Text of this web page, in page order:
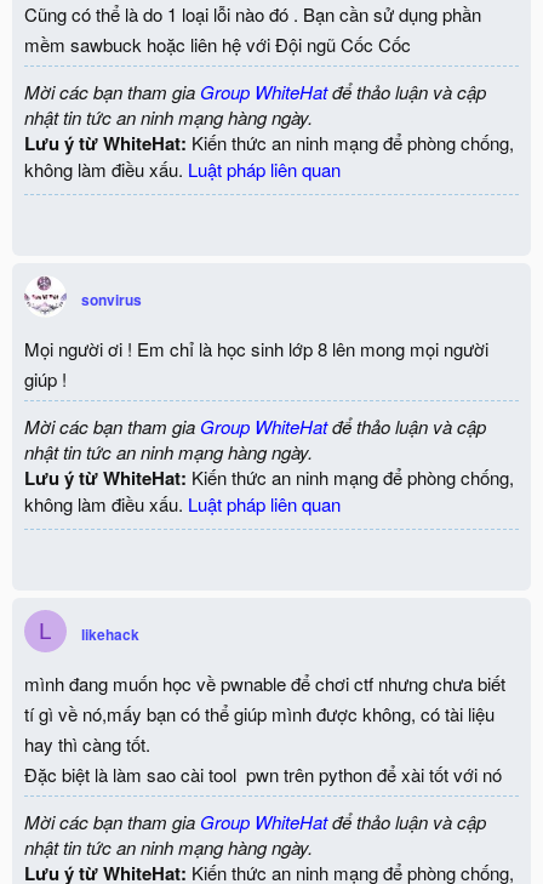
Cũng có thể là do 1 loại lỗi nào đó . Bạn cần sử dụng phần
mềm sawbuck hoặc liên hệ với Đội ngũ Cốc Cốc
Mời các bạn tham gia Group WhiteHatđể thảo luận và cập
nhật tin tức an ninh mạng hàng ngày.
Lưu ý từ WhiteHat: Kiến thức an ninh mạng để phòng chống,
không làm điều xấu. Luật pháp liên quan
sonvirus
Mọi người ơi ! Em chỉ là học sinh lớp 8 lên mong mọi người
giúp !
Mời các bạn tham gia Group WhiteHatđể thảo luận và cập
nhật tin tức an ninh mạng hàng ngày.
Lưu ý từ WhiteHat: Kiến thức an ninh mạng để phòng chống,
không làm điều xấu. Luật pháp liên quan
L likehack
mình đang muốn học về pwnable để chơi ctf nhưng chưa biết
tí gì về nó,mấy bạn có thể giúp mình được không, có tài liệu
hay thì càng tốt.
Đặc biệt là làm sao cài tool pwn trên python để xài tốt với nó
Mời các bạn tham gia Group WhiteHatđể thảo luận và cập
nhật tin tức an ninh mạng hàng ngày.
Lưu ý từ WhiteHat: Kiến thức an ninh mạng để phòng chống,